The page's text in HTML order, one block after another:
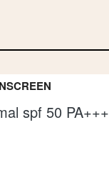
spf 50 PA+++